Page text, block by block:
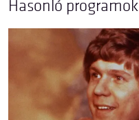
Hasonló programok